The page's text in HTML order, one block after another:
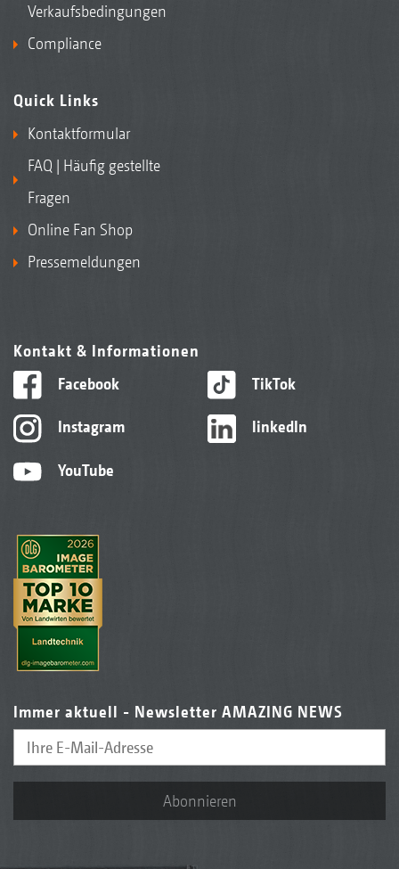
Verkaufsbedingungen
Compliance
Quick Links
Kontaktformular
FAQ | Häufig gestellte
Fragen
Online Fan Shop
Pressemeldungen
Kontakt & Informationen
Facebook
Instagram
YouTube
TikTok
linkedIn
Immer aktuell - Newsletter AMAZING NEWS
Abonnieren